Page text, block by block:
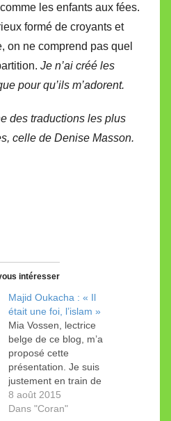
comme les enfants aux fées.
formé de croyants et
on ne comprend pas quel
Je n’ai créé les
pour qu’ils m’adorent.
des traductions les plus
celle de Denise Masson.
intéresser
Majid Oukacha : « Il
était une foi, l’islam »
Mia Vossen, lectrice
belge de ce blog, m’a
proposé cette
présentation. Je suis
justement en train de
lire ce livre et je la
rejoins pleinement dans
8 août 2015
Dans "Coran"